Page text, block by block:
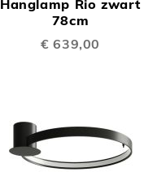
Hanglamp Rio zwart
78cm
€ 639,00